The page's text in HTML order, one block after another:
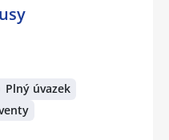
Plný úvazek